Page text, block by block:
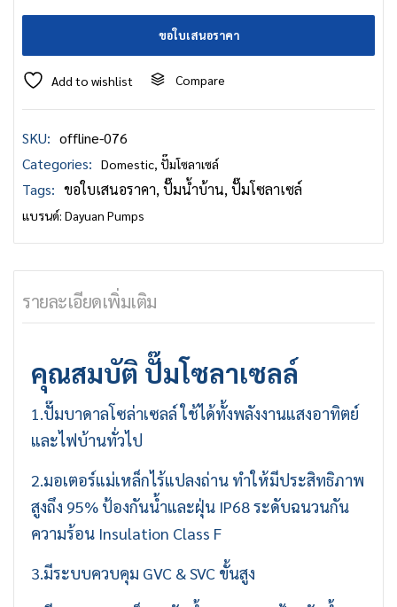
ขอใบเสนอราคา
Add to wishlist Compare
SKU: offline-076
Categories:
Domestic, ปั๊มโซลาเซล์
Tags: ขอใบเสนอราคา,ปั๊มน้ำบ้าน,ปั๊มโซลาเซล์
แบรนด์: Dayuan Pumps
รายละเอียดเพิ่มเติม
คุณสมบัติ ปั๊มโซลาเซลล์
1.ปั๊มบาดาลโซล่าเซลล์ ใช้ได้ทั้งพลังงานแสงอาทิตย์
และไฟบ้านทั่วไป
2.มอเตอร์แม่เหล็กไร้แปลงถ่าน ทำให้มีประสิทธิภาพ
สูงถึง 95% ป้องกันน้ำและฝุ่น IP68 ระดับฉนวนกัน
ความร้อน Insulation Class F
3.มีระบบควบคุม GVC & SVC ขั้นสูง